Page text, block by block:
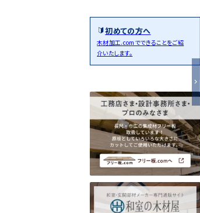
初めての方へ
木材加工.comでできることをご紹
介いたします。